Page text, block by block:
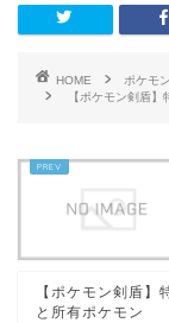
HOME ポケモン
【ポケモン剣盾
【ポケモン剣盾】
と所有ポケモン